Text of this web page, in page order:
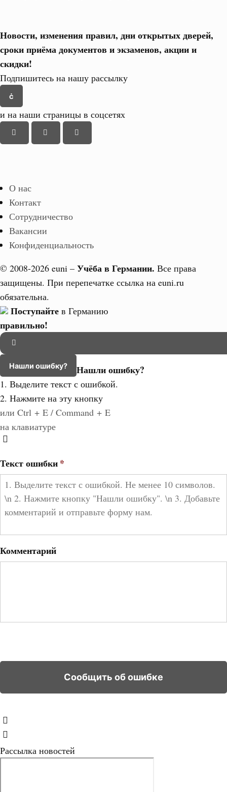
Новости, изменения правил, дни открытых дверей,
сроки приёма документов и экзаменов, акции и
скидки!
Подпишитесь на нашу рассылку
и на наши страницы в соцсетях
О нас
Контакт
Сотрудничество
Вакансии
Конфиденциальность
© 2008-2026 euni – Учёба в Германии. Все права
защищены. При перепечатке ссылка на euni.ru
обязательна.
Поступайте в Германию
правильно!
Нашли ошибку? Нашли ошибку?
1. Выделите текст с ошибкой.
2. Нажмите на эту кнопку
или Ctrl + E / Command + E
на клавиатуре
Текст ошибки*
Комментарий
Рассылка новостей